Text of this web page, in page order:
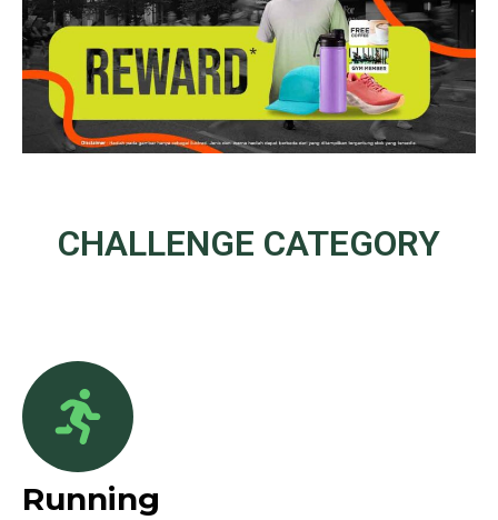
CHALLENGE CATEGORY
Running